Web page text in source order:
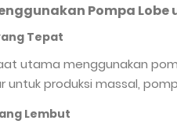
Pompa Lobe
Tepat
utama menggunakan
untuk produksi massal,
Lembut